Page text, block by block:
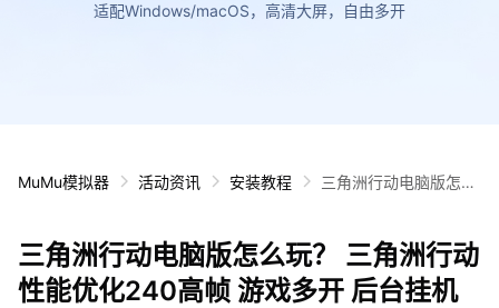
适配Windows/macOS，高清大屏，自由多开
MuMu模拟器 活动资讯 安装教程
三角洲行动电脑版怎么
后台挂机 按键设置教程
三角洲行动电脑版怎么玩？ 三角洲行动
性能优化240高帧 游戏多开 后台挂机